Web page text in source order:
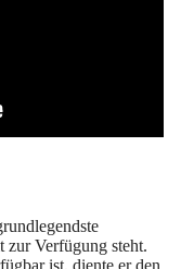
zur Verfügung steht.
ist, diente er den